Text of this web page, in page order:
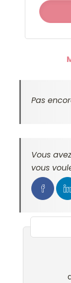
Pas
Vous
vous